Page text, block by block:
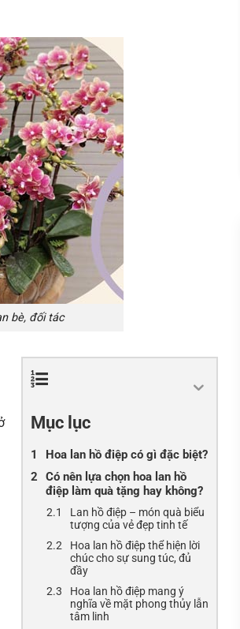
bè, đối tác
Mục lục
Hoa lan hồ điệp có gì đặc biệt?
Có nên lựa chọn hoa lan hồ
điệp làm quà tặng hay không?
Lan hồ điệp – món quà biểu
tượng của vẻ đẹp tinh tế
Hoa lan hồ điệp thể hiện lời
chúc cho sự sung túc, đủ
đầy
Hoa lan hồ điệp mang ý
nghĩa về mặt phong thủy lẫn
tâm linh